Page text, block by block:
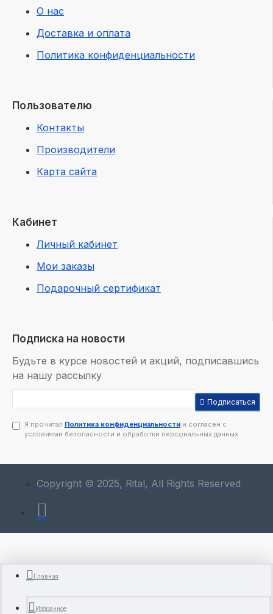
О нас
Доставка и оплата
Политика конфиденциальности
Пользователю
Контакты
Производители
Карта сайта
Кабинет
Личный кабинет
Мои заказы
Подарочный сертификат
Подписка на новости
Будьте в курсе новостей и акций, подписавшись
на нашу рассылку
Подписаться
Я прочитал Политика конфиденциальности и согласен с
условиями безопасности и обработки персональных данных
Copyright © 2025, Rital, All Rights Reserved
Главная
Избранное